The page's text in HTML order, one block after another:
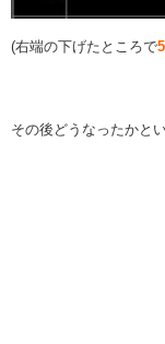
(右端の下げたところで
その後どうなったかとい